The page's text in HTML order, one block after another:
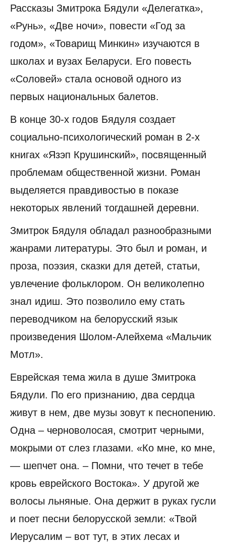
Рассказы Змитрока Бядули «Делегатка»,
«Рунь», «Две ночи», повести «Год за
годом», «Товарищ Минкин» изучаются в
школах и вузах Беларуси. Его повесть
«Соловей» стала основой одного из
первых национальных балетов.
В конце 30-х годов Бядуля создает
социально-психологический роман в 2-х
книгах «Язэп Крушинский», посвященный
проблемам общественной жизни. Роман
выделяется правдивостью в показе
некоторых явлений тогдашней деревни.
Змитрок Бядуля обладал разнообразными
жанрами литературы. Это был и роман, и
проза, поэзия, сказки для детей, статьи,
увлечение фольклором. Он великолепно
знал идиш. Это позволило ему стать
переводчиком на белорусский язык
произведения Шолом-Алейхема «Мальчик
Мотл».
Еврейская тема жила в душе Змитрока
Бядули. По его признанию, два сердца
живут в нем, две музы зовут к песнопению.
Одна – черноволосая, смотрит черными,
мокрыми от слез глазами. «Ко мне, ко мне,
— шепчет она. – Помни, что течет в тебе
кровь еврейского Востока». У другой же
волосы льняные. Она держит в руках гусли
и поет песни белорусской земли: «Твой
Иерусалим – вот тут, в этих лесах и